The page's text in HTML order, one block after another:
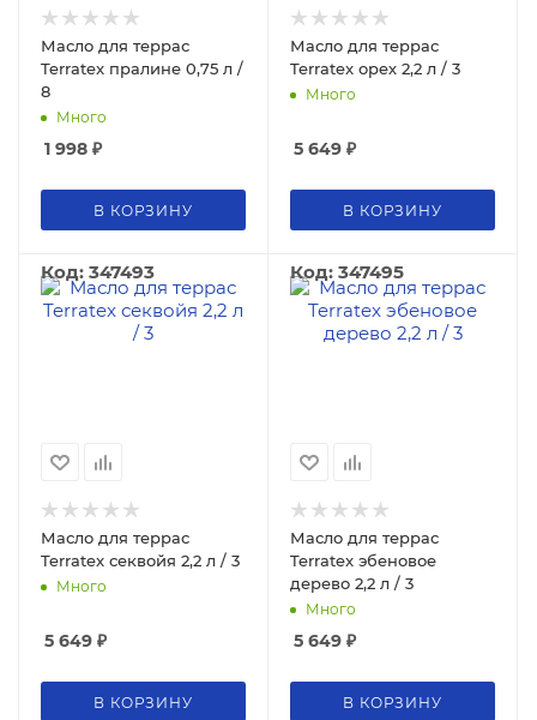
Масло для террас
Terratex пралине 0,75 л /
8
Много
1 998 ₽
В КОРЗИНУ
Масло для террас
Terratex орех 2,2 л / 3
Много
5 649 ₽
В КОРЗИНУ
Код: 347493
Масло для террас
Terratex секвойя 2,2 л / 3
Много
5 649 ₽
В КОРЗИНУ
Код: 347495
Масло для террас
Terratex эбеновое
дерево 2,2 л / 3
Много
5 649 ₽
В КОРЗИНУ